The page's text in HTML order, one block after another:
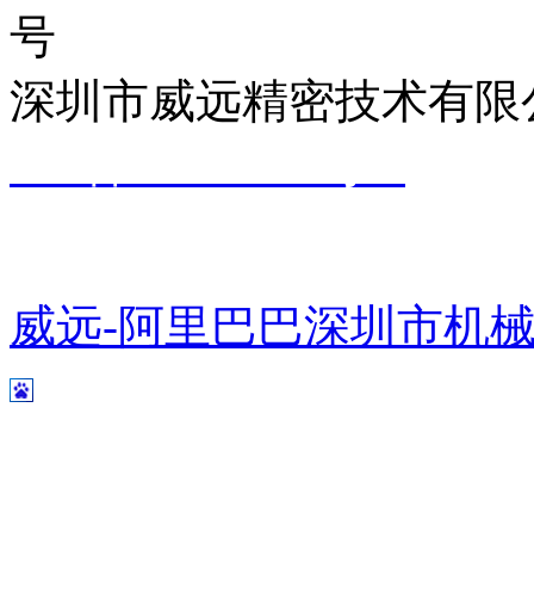
号
深圳市威远精密技术有
威远-阿里巴巴深圳市机